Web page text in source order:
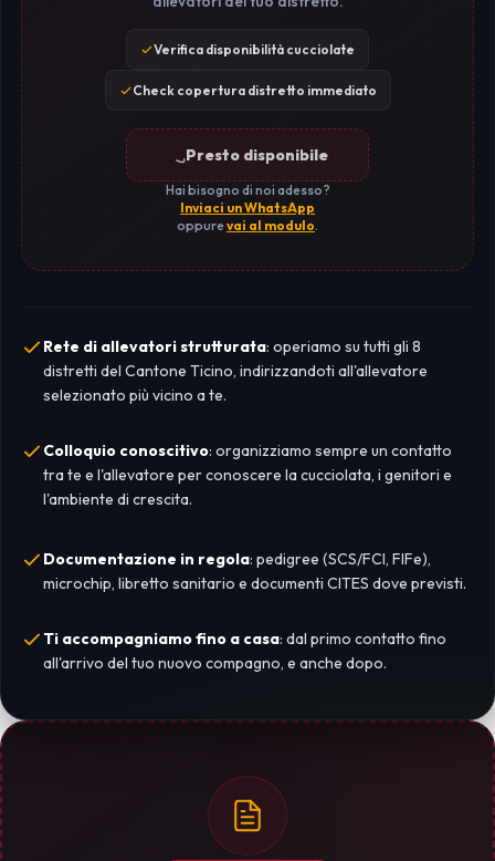
Verifica disponibilità cucciolate
Check copertura distretto immediato
Presto disponibile
Hai bisogno di noi adesso?
Inviaci un WhatsApp
oppurevai al modulo.
Rete di allevatori strutturata: operiamo su tutti gli 8
distretti del Cantone Ticino, indirizzandoti all'allevatore
selezionato più vicino a te.
Colloquio conoscitivo: organizziamo sempre un contatto
tra te e l'allevatore per conoscere la cucciolata, i genitori e
l'ambiente di crescita.
Documentazione in regola: pedigree (SCS/FCI, FIFe),
microchip, libretto sanitario e documenti CITES dove previsti.
Ti accompagniamo fino a casa: dal primo contatto fino
all'arrivo del tuo nuovo compagno, e anche dopo.